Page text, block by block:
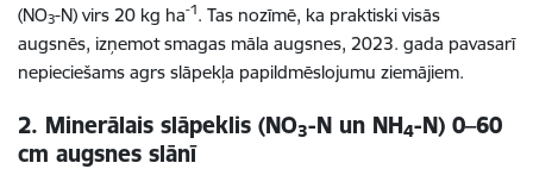
(NO3-N) virs 20 kg ha-1. Tas nozīmē, ka praktiski visās
augsnēs, izņemot smagas māla augsnes, 2023. gada pavasarī
nepieciešams agrs slāpekļa papildmēslojumu ziemājiem.
2. Minerālais slāpeklis (NO3-N un NH4-N) 0–60
cm augsnes slānī